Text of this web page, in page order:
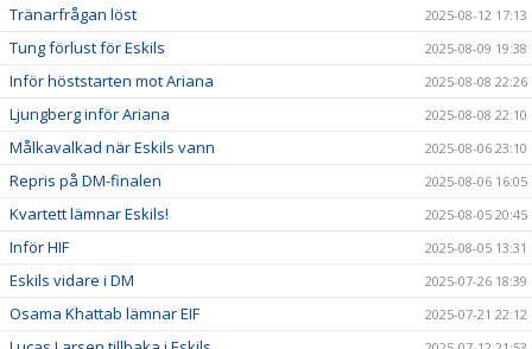
Tränarfrågan löst 2025-08-12 17:13
Tung förlust för Eskils 2025-08-09 19:38
Inför höststarten mot Ariana 2025-08-08 22:26
Ljungberg inför Ariana 2025-08-08 22:10
Målkavalkad när Eskils vann 2025-08-06 23:10
Repris på DM-finalen 2025-08-06 16:05
Kvartett lämnar Eskils! 2025-08-05 20:45
Inför HIF 2025-08-05 13:31
Eskils vidare i DM 2025-07-26 18:39
Osama Khattab lämnar EIF 2025-07-21 22:12